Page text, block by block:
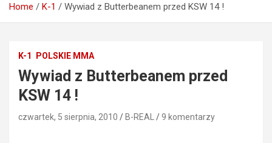
Home K-1 Wywiad z Butterbeanem przed KSW 14 !
K-1 POLSKIE MMA
Wywiad z Butterbeanem przed
KSW 14 !
czwartek, 5 sierpnia, 2010 B-REAL 9 komentarzy